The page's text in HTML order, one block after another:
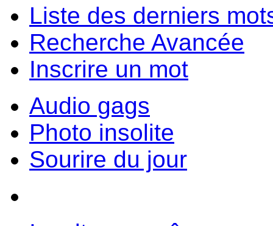
Liste des derniers
Recherche Avancée
Inscrire un mot
Audio gags
Photo insolite
Sourire du jour